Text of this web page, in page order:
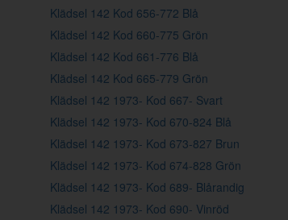
Klädsel 142 Kod 656-772 Blå
Klädsel 142 Kod 660-775 Grön
Klädsel 142 Kod 661-776 Blå
Klädsel 142 Kod 665-779 Grön
Klädsel 142 1973- Kod 667- Svart
Klädsel 142 1973- Kod 670-824 Blå
Klädsel 142 1973- Kod 673-827 Brun
Klädsel 142 1973- Kod 674-828 Grön
Klädsel 142 1973- Kod 689- Blårandig
Klädsel 142 1973- Kod 690- Vinröd